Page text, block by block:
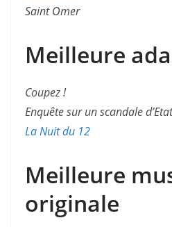
Saint Omer
Meilleure
Coupez !
Enquête sur un scandale d’Etat
La Nuit du 12
Meilleure
originale